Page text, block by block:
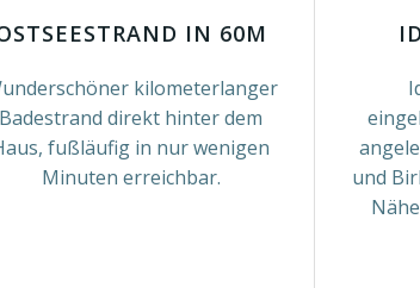
IN 60M
kilometerlanger
Badestrand direkt hinter dem
fußläufig in nur wenigen
Minuten erreichbar.
und